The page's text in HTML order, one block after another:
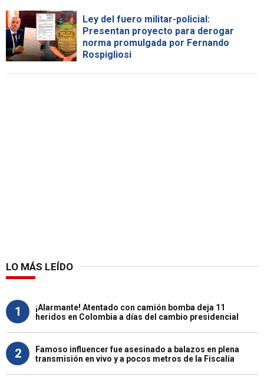
Ley del fuero militar-policial:
Presentan proyecto para derogar
norma promulgada por Fernando
Rospigliosi
LO MÁS LEÍDO
1
¡Alarmante! Atentado con camión bomba deja 11
heridos en Colombia a días del cambio presidencial
2
Famoso influencer fue asesinado a balazos en plena
transmisión en vivo y a pocos metros de la Fiscalía